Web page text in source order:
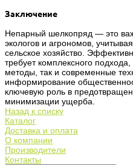
Заключение
Непарный шелкопряд — это
экологов и агрономов,
сельское хозяйство.
требует комплексного
методы, так и современные
информирование
ключевую роль в
минимизации ущерба.
Назад к списку
Каталог
Доставка и оплата
О компании
Производители
Контакты